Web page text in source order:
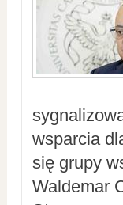
wsparcia
się grupy
Waldemar